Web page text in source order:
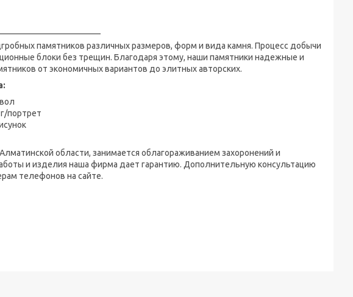
памятников различных размеров, форм и вида камня. Процесс добычи
блоки без трещин. Благодаря этому, наши памятники надежные и
от экономичных вариантов до элитных авторских.
портрет
области, занимается облагораживанием захоронений и
и изделия наша фирма дает гарантию. Дополнительную консультацию
телефонов на сайте.